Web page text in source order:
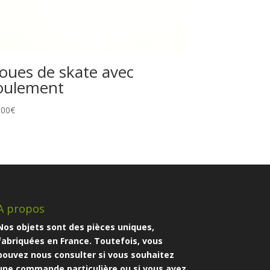
de skate avec
€
propos
objets sont des pièces uniques,
en France. Toutefois, vous
nous consulter si vous souhaitez